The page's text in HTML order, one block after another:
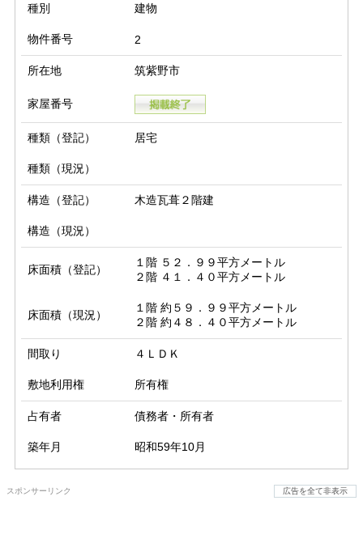
種別 建物
物件番号 2
所在地 筑紫野市
家屋番号
種類（登記） 居宅
種類（現況）
構造（登記） 木造瓦葺２階建
構造（現況）
床面積（登記）
１階 ５２．９９平方メートル
２階 ４１．４０平方メートル
床面積（現況）
１階 約５９．９９平方メートル
２階 約４８．４０平方メートル
間取り ４ＬＤＫ
敷地利用権 所有権
占有者 債務者・所有者
築年月 昭和59年10月
スポンサーリンク 広告を全て非表示